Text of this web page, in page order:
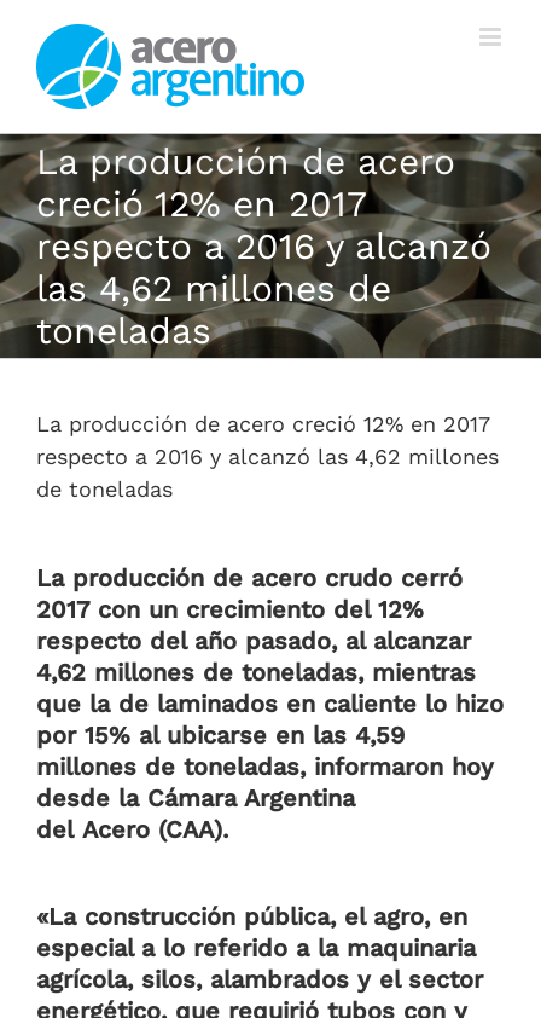
contenido
La producción de acero
creció 12% en 2017
respecto a 2016 y alcanzó
las 4,62 millones de
toneladas
La producción de acero creció 12% en 2017
respecto a 2016 y alcanzó las 4,62 millones
de toneladas
La producción de acero crudo cerró
2017 con un crecimiento del 12%
respecto del año pasado, al alcanzar
4,62 millones de toneladas, mientras
que la de laminados en caliente lo hizo
por 15% al ubicarse en las 4,59
millones de toneladas, informaron hoy
desde la Cámara Argentina
del Acero (CAA).
«La construcción pública, el agro, en
especial a lo referido a la maquinaria
agrícola, silos, alambrados y el sector
energético, que requirió tubos con y